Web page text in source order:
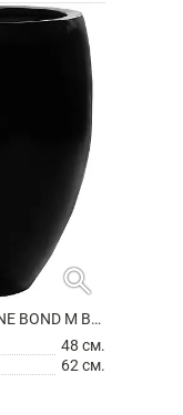
search
КАШПО FIBERSTONE BOND M BLACK
48 см.
62 см.